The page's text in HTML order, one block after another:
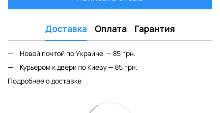
Доставка Оплата Гарантия
Новой почтой по Украине — 85 грн.
Курьером к двери по Киеву — 85 грн.
Подробнее о доставке